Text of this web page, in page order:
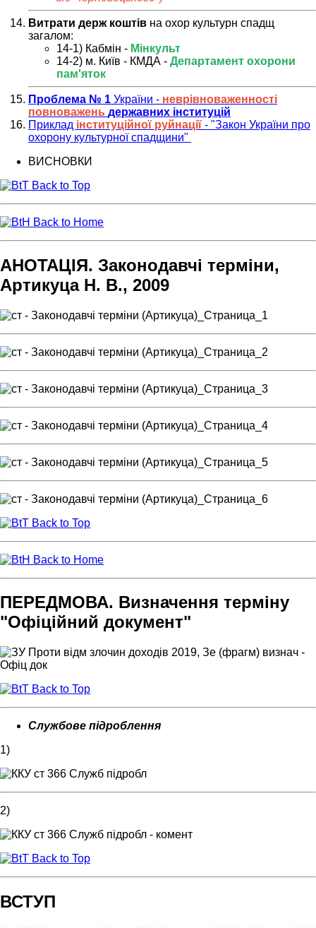
Витрати держ коштів на охор культурн спадщ
загалом:
14-1) Кабмін - Мінкульт
14-2) м. Київ - КМДА - Департамент охорони
пам'яток
Проблема № 1 України - неврівноваженності
повноважень державних інституцій
Приклад інституційної руйнації - "Закон України про
охорону культурної спадщини"
ВИСНОВКИ
Back to Top
Back to Home
АНОТАЦІЯ. Законодавчі терміни,
Артикуца Н. В., 2009
Back to Top
Back to Home
ПЕРЕДМОВА. Визначення терміну
"Офіційний документ"
Back to Top
Службове підроблення
1)
2)
Back to Top
ВСТУП